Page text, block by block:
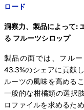
ロード
洞察力、製品によって:
る フルーツシロップ
製品の面では、フル
43.3%のシェアに貢献
ルーツの風味を高める
一般的な柑橘類の選択
ロファイルを求めるた